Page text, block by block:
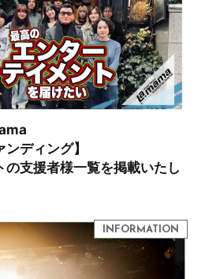
ディング】
の支援者様一覧を掲載いたし